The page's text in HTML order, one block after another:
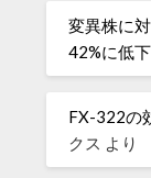
変異株に
42%に低
FX-322の
クス より